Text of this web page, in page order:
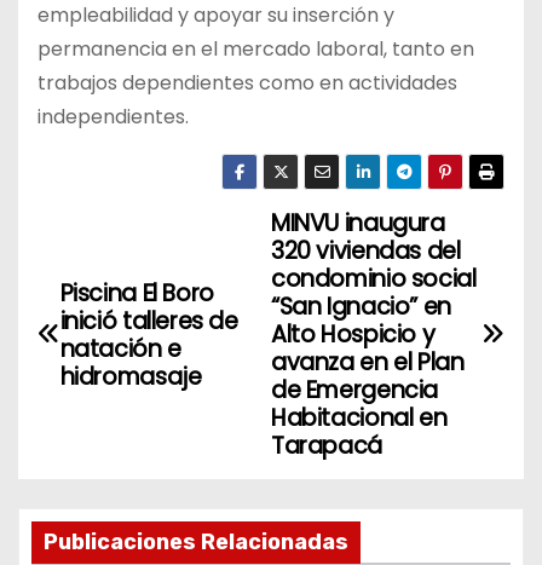
empleabilidad y apoyar su inserción y
permanencia en el mercado laboral, tanto en
trabajos dependientes como en actividades
independientes.
v
c
MINVU inaugura
320 viviendas del
condominio social
“San Ignacio” en
Alto Hospicio y
avanza en el Plan
de Emergencia
Habitacional en
Tarapacá
Piscina El Boro
inició talleres de
natación e
hidromasaje
Publicaciones Relacionadas